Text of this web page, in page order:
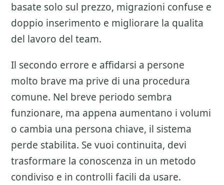
basate solo sul prezzo, migrazioni confuse e
doppio inserimento e migliorare la qualita
del lavoro del team.
Il secondo errore e affidarsi a persone
molto brave ma prive di una procedura
comune. Nel breve periodo sembra
funzionare, ma appena aumentano i volumi
o cambia una persona chiave, il sistema
perde stabilita. Se vuoi continuita, devi
trasformare la conoscenza in un metodo
condiviso e in controlli facili da usare.